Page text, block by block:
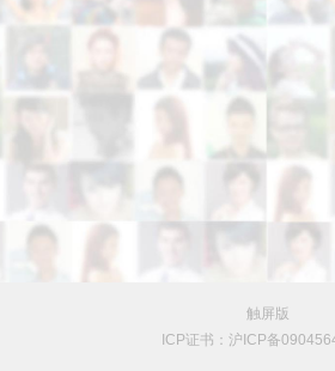
触屏版
ICP证书：沪ICP备